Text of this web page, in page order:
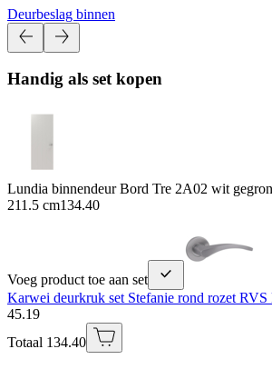
Deurbeslag binnen
Handig als set kopen
Lundia binnendeur Bord Tre 2A02 wit
211.5 cm134.40
Voeg product toe aan set
Karwei deurkruk set Stefanie rond rozet
45.19
Totaal 134.40